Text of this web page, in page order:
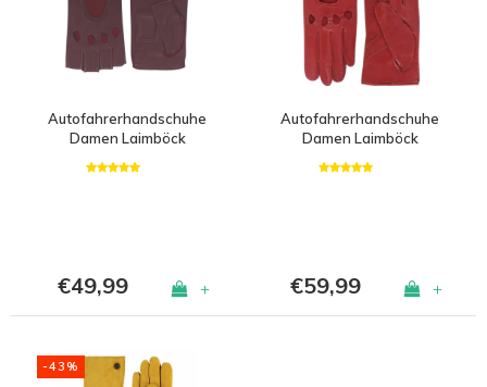
Autofahrerhandschuhe
Damen Laimböck
€49,99 +
Autofahrerhandschuhe
Damen Laimböck
€59,99 +
-43%